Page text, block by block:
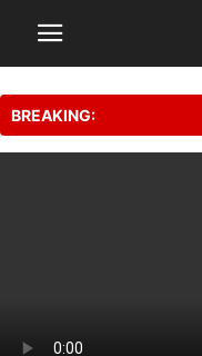
BREAKING: